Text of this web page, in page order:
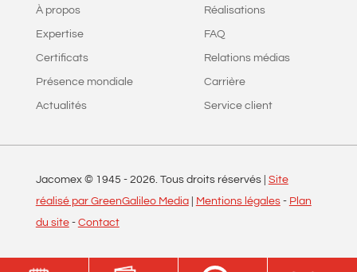
À propos
Expertise
Certificats
Présence mondiale
Actualités
Réalisations
FAQ
Relations médias
Carrière
Service client
Jacomex © 1945 - 2026. Tous droits réservés | Site
réalisé par GreenGalileo Media| Mentions légales- Plan
du site- Contact